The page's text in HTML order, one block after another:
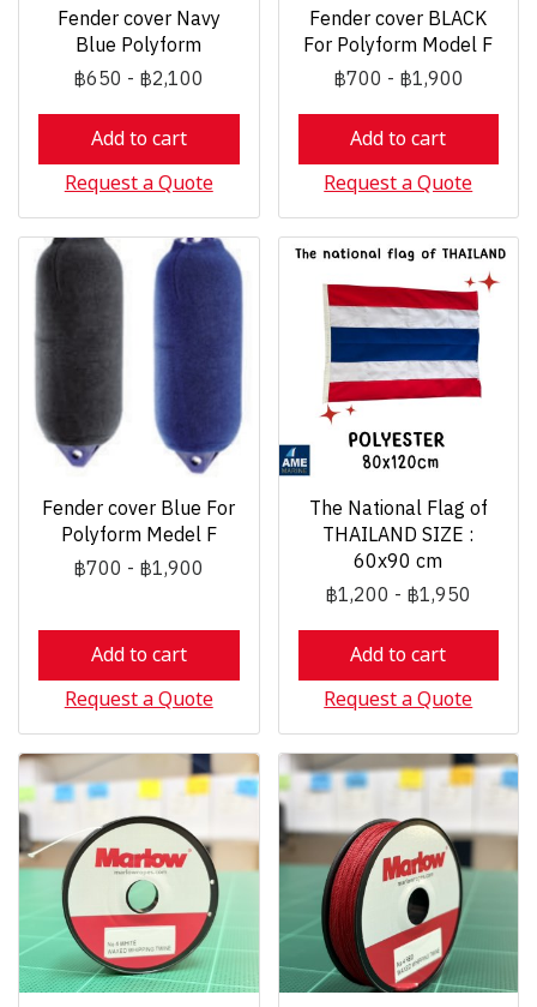
Fender cover Navy
Blue Polyform
฿650 - ฿2,100
Add to cart
Request a Quote
Fender cover BLACK
For Polyform Model F
฿700 - ฿1,900
Add to cart
Request a Quote
Fender cover Blue For
Polyform Medel F
฿700 - ฿1,900
Add to cart
Request a Quote
The National Flag of
THAILAND SIZE :
60x90 cm
฿1,200 - ฿1,950
Add to cart
Request a Quote